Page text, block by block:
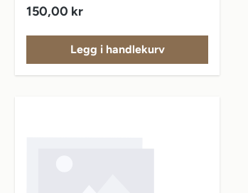
Vanlig pris:
150,00 kr
Legg i handlekurv